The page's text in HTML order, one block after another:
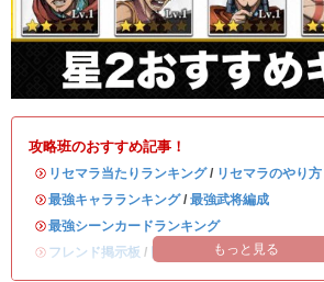
攻略班のおすすめ記事！
・ リセマラ当たりランキング/ リセマラのやり方
・最強キャラランキング/ 最強武将編成
・最強シーンカードランキング
・ フレンド掲示板 / 同盟募集掲示板もっと見る